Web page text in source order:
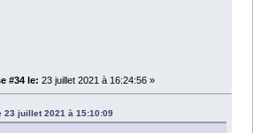
#34 le: 23 juillet 2021 à 16:24:56 »
23 juillet 2021 à 15:10:09